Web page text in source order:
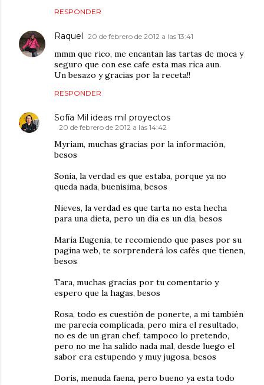
RESPONDER
Raquel 20 de febrero de 2012 a las 13:41
mmm que rico, me encantan las tartas de moca y
seguro que con ese cafe esta mas rica aun.
Un besazo y gracias por la receta!!
RESPONDER
Sofía Mil ideas mil proyectos
20 de febrero de 2012 a las 14:42
Myriam, muchas gracias por la información,
besos
Sonia, la verdad es que estaba, porque ya no
queda nada, buenisima, besos
Nieves, la verdad es que tarta no esta hecha
para una dieta, pero un día es un día, besos
María Eugenia, te recomiendo que pases por su
pagina web, te sorprenderá los cafés que tienen,
besos
Tara, muchas gracias por tu comentario y
espero que la hagas, besos
Rosa, todo es cuestión de ponerte, a mi también
me parecia complicada, pero mira el resultado,
no es de un gran chef, tampoco lo pretendo,
pero no me ha salido nada mal, desde luego el
sabor era estupendo y muy jugosa, besos
Doris, menuda faena, pero bueno ya esta todo